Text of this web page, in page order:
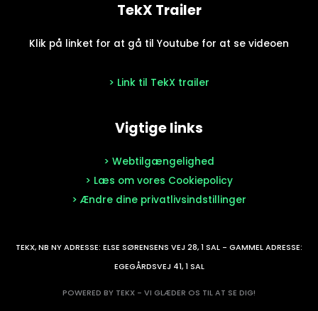
TekX Trailer
Klik på linket for at gå til Youtube for at se videoen
> Link til TekX trailer
Vigtige links
> Webtilgængelighed
> Læs om vores Cookiepolicy
> Ændre dine privatlivsindstillinger
TEKX, NB NY ADRESSE: ELSE SØRENSENS VEJ 28, 1 SAL - GAMMEL ADRESSE:
EGEGÅRDSVEJ 41, 1 SAL
POWERED BY TEKX - VI GLÆDER OS TIL AT SE DIG!